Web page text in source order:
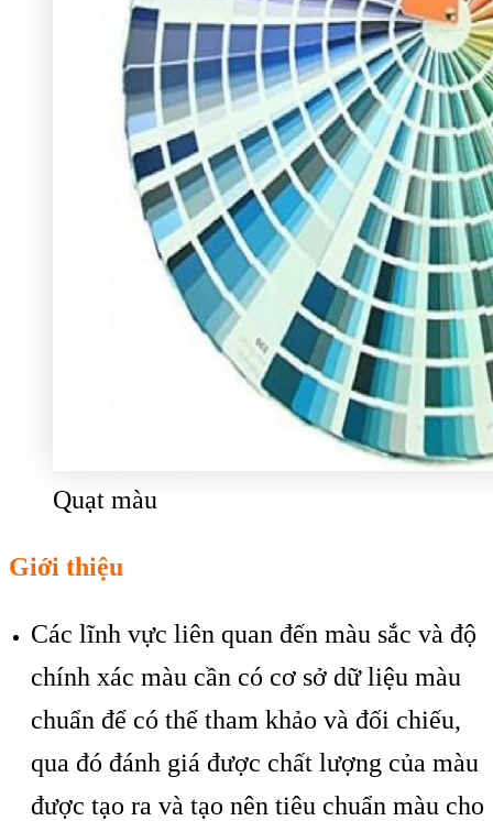
Quạt màu
Giới thiệu
Các lĩnh vực liên quan đến màu sắc và độ
chính xác màu cần có cơ sở dữ liệu màu
chuẩn để có thể tham khảo và đối chiếu,
qua đó đánh giá được chất lượng của màu
được tạo ra và tạo nên tiêu chuẩn màu cho